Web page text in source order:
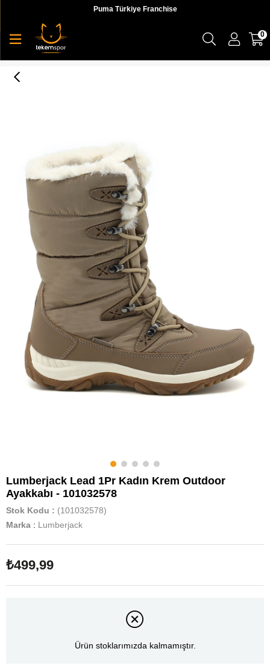
Puma Türkiye Franchise
0
Lumberjack Lead 1Pr Kadın Krem Outdoor
Ayakkabı - 101032578
Stok Kodu
(101032578)
Marka : Lumberjack
₺499,99
Ürün stoklarımızda kalmamıştır.